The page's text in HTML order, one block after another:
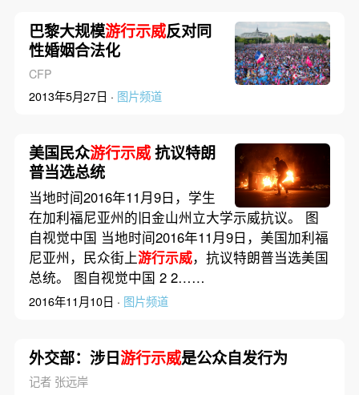
巴黎大规模游行示威反对同
性婚姻合法化
CFP
2013年5月27日 · 图片频道
美国民众游行示威抗议特朗
普当选总统
当地时间2016年11月9日，学生
在加利福尼亚州的旧金山州立大学示威抗议。 图
自视觉中国 当地时间2016年11月9日，美国加利福
尼亚州，民众街上游行示威，抗议特朗普当选美国
总统。 图自视觉中国 2 2……
2016年11月10日 · 图片频道
外交部：涉日游行示威是公众自发行为
记者 张远岸